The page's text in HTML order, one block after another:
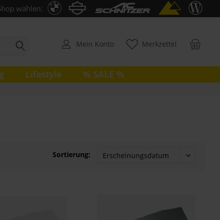
wählen:
Merkzettel
Mein Konto
Lifestyle % SALE %
Sortierung: